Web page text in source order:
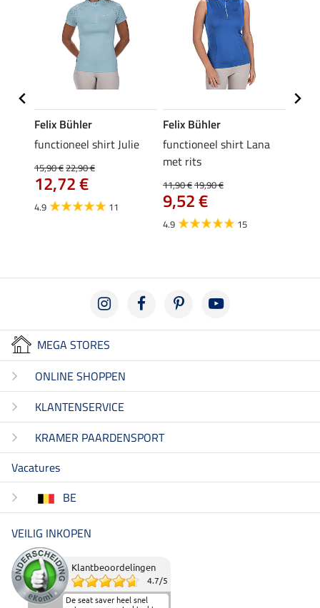
Felix Bühler
functioneel shirt Julie
15,90 €22,90 €
12,72 €
4.9 11
Felix Bühler
functioneel shirt Lana
met rits
11,90 €19,90 €
9,52 €
4.9 15
MEGA STORES
ONLINE SHOPPEN
KLANTENSERVICE
KRAMER PAARDENSPORT
Vacatures
BE
VEILIG INKOPEN
Klantbeoordelingen
4.7/5
De seat saver heel snel